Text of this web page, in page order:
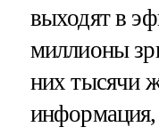
выходят в
миллионы
них тысячи